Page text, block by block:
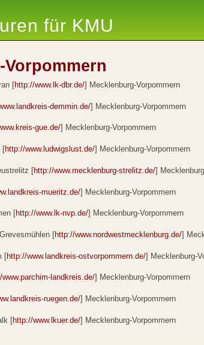
für KMU
[http://www.lk-dbr.de/] Mecklenburg-Vorpommern
demmin.de/] Mecklenburg-Vorpommern
gue.de/] Mecklenburg-Vorpommern
[http://www.ludwigslust.de/] Mecklenburg-Vorpommern
[http://www.mecklenburg-strelitz.de/]
mueritz.de/] Mecklenburg-Vorpommern
[http://www.lk-nvp.de/] Mecklenburg-Vorpommern
[http://www.nordwestmecklenburg.de/]
[http://www.landkreis-ostvorpommern.de/] Mecklenburg-
www.parchim-landkreis.de/] Mecklenburg-Vorpommern
ruegen.de/] Mecklenburg-Vorpommern
[http://www.lkuer.de/] Mecklenburg-Vorpommern